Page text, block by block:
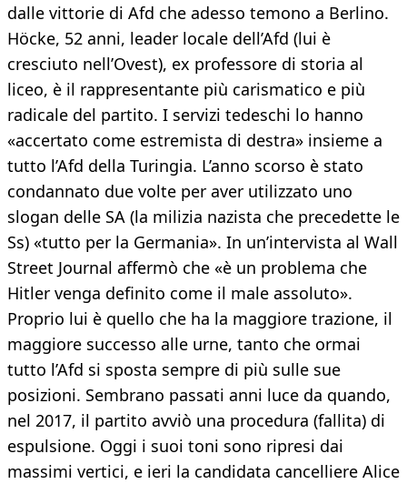
dalle vittorie di Afd che adesso temono a Berlino.
Höcke, 52 anni, leader locale dell’Afd (lui è
cresciuto nell’Ovest), ex professore di storia al
liceo, è il rappresentante più carismatico e più
radicale del partito. I servizi tedeschi lo hanno
«accertato come estremista di destra» insieme a
tutto l’Afd della Turingia. L’anno scorso è stato
condannato due volte per aver utilizzato uno
slogan delle SA (la milizia nazista che precedette le
Ss) «tutto per la Germania». In un’intervista al Wall
Street Journal affermò che «è un problema che
Hitler venga definito come il male assoluto».
Proprio lui è quello che ha la maggiore trazione, il
maggiore successo alle urne, tanto che ormai
tutto l’Afd si sposta sempre di più sulle sue
posizioni. Sembrano passati anni luce da quando,
nel 2017, il partito avviò una procedura (fallita) di
espulsione. Oggi i suoi toni sono ripresi dai
massimi vertici, e ieri la candidata cancelliere Alice